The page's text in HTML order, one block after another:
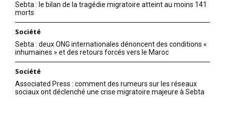
Sebta : le bilan de la tragédie migratoire atteint au moins 141
morts
Société
Sebta : deux ONG internationales dénoncent des conditions «
inhumaines » et des retours forcés vers le Maroc
Société
Associated Press : comment des rumeurs sur les réseaux
sociaux ont déclenché une crise migratoire majeure à Sebta